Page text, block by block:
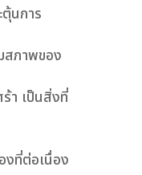
นการ
สภาพของ
า เป็นสิ่งที่
งที่ต่อเนื่อง